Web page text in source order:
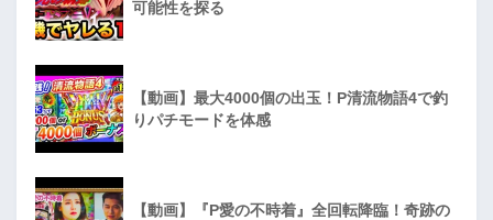
可能性を探る
【動画】最大4000個の出玉！P清流物語4で釣
りパチモードを体感
【動画】『P愛の不時着』全回転降臨！奇跡の